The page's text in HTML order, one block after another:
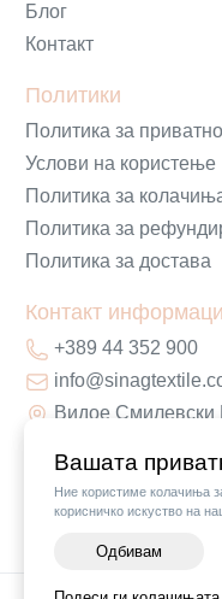
Вашата
Ние користиме колачиња
корисничко искуство на
Одбивам
Блог
Контакт
Политики
Политика за
Услови на користење
Политика за
Политика за
Политика за достава
Контакт
+389 44 352 900
Видое Смилевски